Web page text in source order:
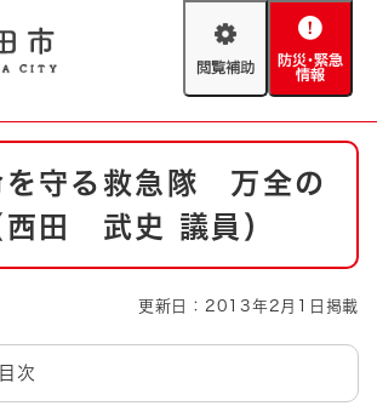
閲
助
防
緊
情
緊急情報 救急・消防
マップ AED設置箇所
を守る救急隊 万全の
西田 武史 議員）
更新日：2013年2月1日掲載
次